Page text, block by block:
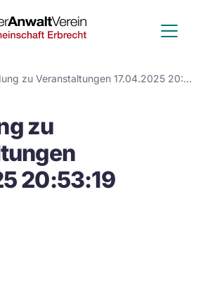
Deutscher
Anwalt
Verein
Anmeldung zu Veranstaltungen 17.04.2025 20:53:19
zu
20:53:19